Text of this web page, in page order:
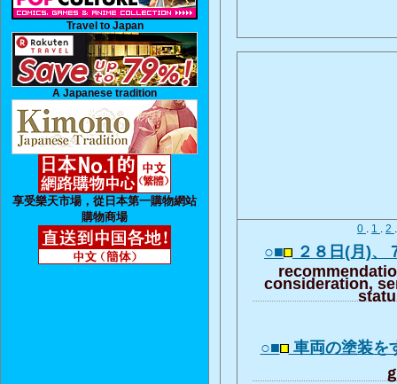
Travel to Japan
A Japanese tradition
享受樂天市場，從日本第一購物網站
購物商場
0 . 1 . 2
○■ ２８日(月)
consideration,
○■ 車両の塗装